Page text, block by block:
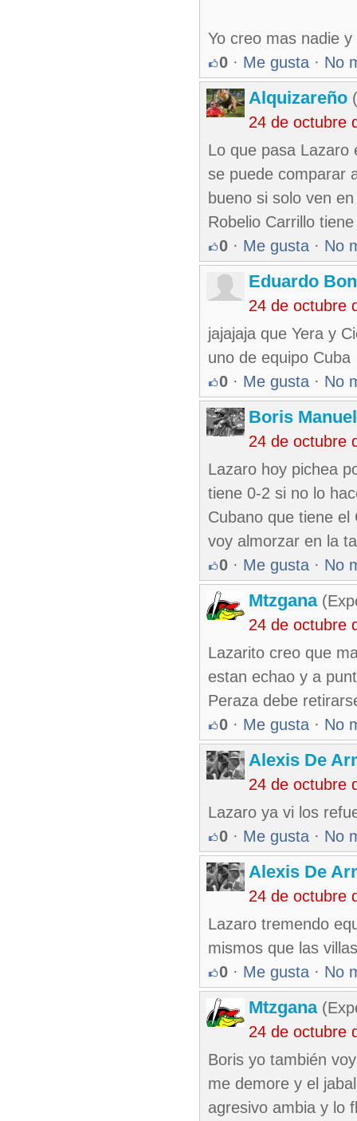
Yo creo mas nadie
0 · Me gusta · No
Alquizareño
24 de octubre
Lo que pasa Lazaro
se puede comparar
bueno si solo ven
Robelio Carrillo
0 · Me gusta · No
Eduardo
24 de octubre
jajajaja que Yera y
uno de equipo Cuba
0 · Me gusta · No
Boris
24 de octubre
Lazaro hoy pichea
tiene 0-2 si no lo
Cubano que tiene
voy almorzar en la
0 · Me gusta · No
Mtzgana
24 de octubre
Lazarito creo que
estan echao y a
Peraza debe
0 · Me gusta · No
Alexis De
24 de octubre
Lazaro ya vi los
0 · Me gusta · No
Alexis De
24 de octubre
Lazaro tremendo
mismos que las villas
0 · Me gusta · No
Mtzgana
24 de octubre
Boris yo también
me demore y el
agresivo ambia y lo